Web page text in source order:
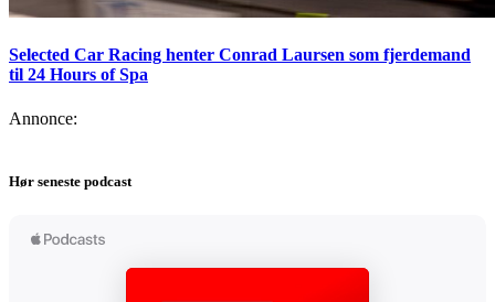
Selected Car Racing henter Conrad Laursen som fjerdemand
til 24 Hours of Spa
Annonce:
Hør seneste podcast